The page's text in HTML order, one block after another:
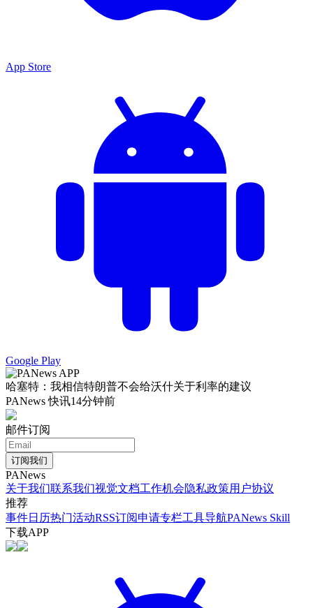
App Store
Google Play
哈塞特：我相信特朗普不会给沃什关于利率的建议
PANews 快讯14分钟前
邮件订阅
订阅我们
PANews
关于我们联系我们视觉文档工作机会隐私政策用户协议
推荐
事件日历热门活动RSS订阅申请专栏工具导航PANews Skill
下载APP